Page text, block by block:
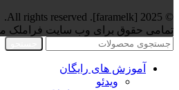
© 2025 [faramelk]. All rights reserved.
تمامی حقوق برای وب سایت فراملک
آموزش های رایگان
ویدئو